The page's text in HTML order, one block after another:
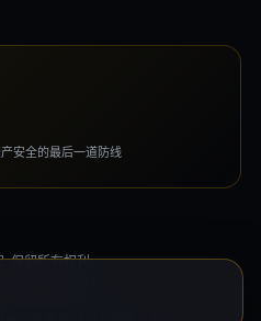
安全的最后一道防线
保留所有权利。